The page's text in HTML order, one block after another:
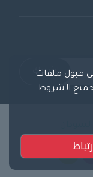
اشترك
قبول ملفات
جميع الشروط